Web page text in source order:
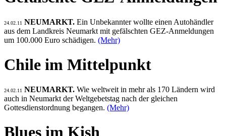
24.02.11 NEUMARKT. Ein Unbekannter wollte einen Autohändler
aus dem Landkreis Neumarkt mit gefälschten GEZ-Anmeldungen
um 100.000 Euro schädigen. (Mehr)
Chile im Mittelpunkt
24.02.11 NEUMARKT. Wie weltweit in mehr als 170 Ländern wird
auch in Neumarkt der Weltgebetstag nach der gleichen
Gottesdienstordnung begangen. (Mehr)
Blues im Kish